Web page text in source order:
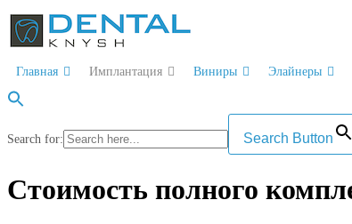
Перейти
содержимому
Главная Имплантация Виниры Элайнеры
Search for: Search Button
Cтоимость полного